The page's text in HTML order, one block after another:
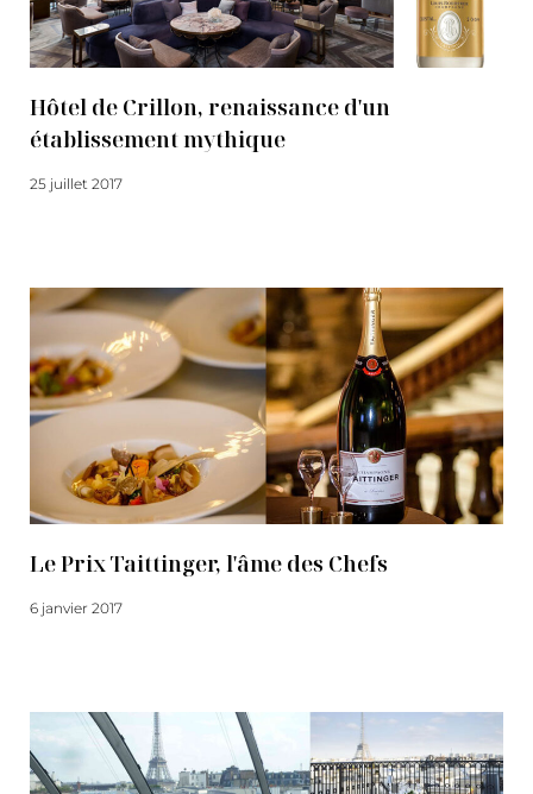
Hôtel de Crillon, renaissance d'un
établissement mythique
25 juillet 2017
Le Prix Taittinger, l'âme des Chefs
6 janvier 2017